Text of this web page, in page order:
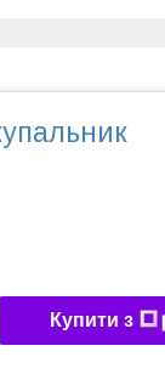
Купити з